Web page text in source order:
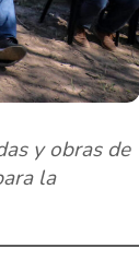
y obras de
la